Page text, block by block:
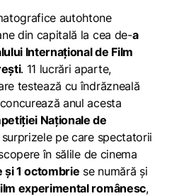
autohtone
din capitală la cea de-a
Internațional de Film
. 11 lucrări aparte,
testează cu îndrăzneală
anul acesta
Naționale de
pe care spectatorii
în sălile de cinema
1 octombrie se numără și
experimental românesc,